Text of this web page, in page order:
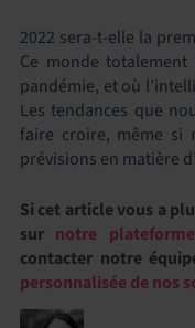
2022 sera-t-elle la
Ce monde
pandémie, et où
Les tendances que
faire croire, même si
prévisions en matière
Si cet article vous a
sur notre
contacter notre
personnalisée de nos